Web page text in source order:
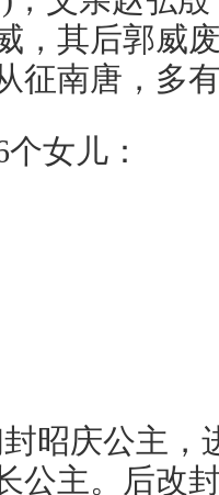
，其后郭威
征南唐，多
女儿：
昭庆公主，
公主。后改